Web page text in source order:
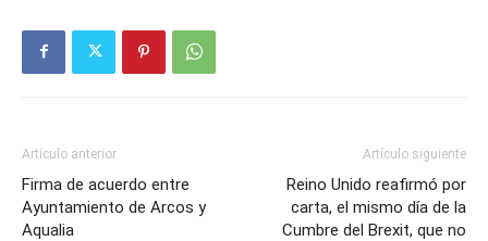
Artículo anterior
Firma de acuerdo entre
Ayuntamiento de Arcos y
Aqualia
Artículo siguiente
Reino Unido reafirmó por
carta, el mismo día de la
Cumbre del Brexit, que no